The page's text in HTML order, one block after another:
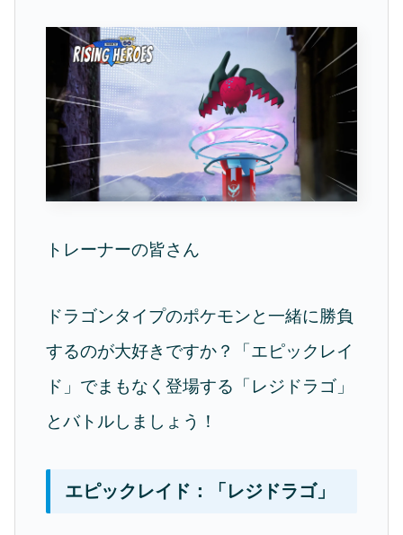
トレーナーの皆さん
ドラゴンタイプのポケモンと一緒に勝負
するのが大好きですか？「エピックレイ
ド」でまもなく登場する「レジドラゴ」
とバトルしましょう！
エピックレイド：「レジドラゴ」